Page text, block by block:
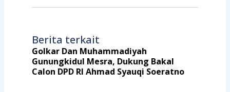
Berita terkait
Golkar Dan Muhammadiyah
Gunungkidul Mesra, Dukung Bakal
Calon DPD RI Ahmad Syauqi Soeratno